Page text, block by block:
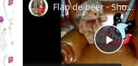
Play
Flap de beer - Show them to me